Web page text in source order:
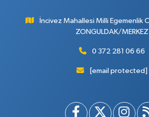
İncivez Mahallesi Milli Egemenlik
ZONGULDAK/MERKEZ
0 372 281 06 66
[email protected]